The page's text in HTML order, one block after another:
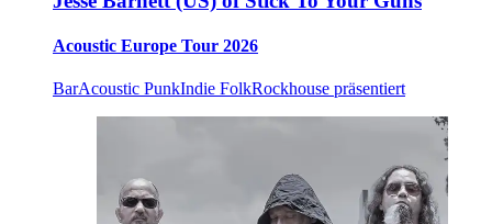
Acoustic Europe Tour 2026
BarAcoustic PunkIndie FolkRockhouse präsentiert